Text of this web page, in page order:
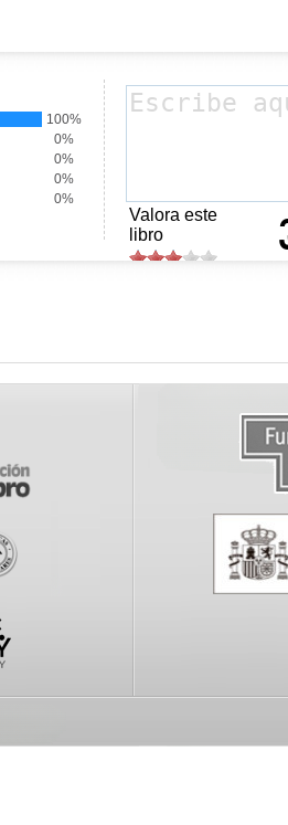
100%
0%
0%
0%
0%
Valora este
libro